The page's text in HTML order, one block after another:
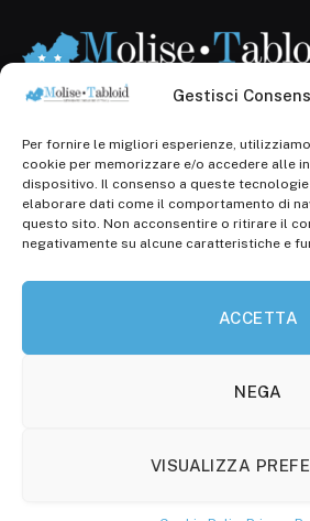
Gestisci
Per fornire le migliori esperienze,
cookie per memorizzare e/o accedere alle
dispositivo. Il consenso a queste
elaborare dati come il comportamento di
questo sito. Non acconsentire o ritirare il
negativamente su alcune caratteristiche e
ACCETTA
NEGA
VISUALIZZA
Registr. presso il Tribunale di
14.11.2013, Cron. 1254
Roc: iscrizione n° 25549 (Prot. 1138/
30.04.2015)
P.Iva: 01707150700